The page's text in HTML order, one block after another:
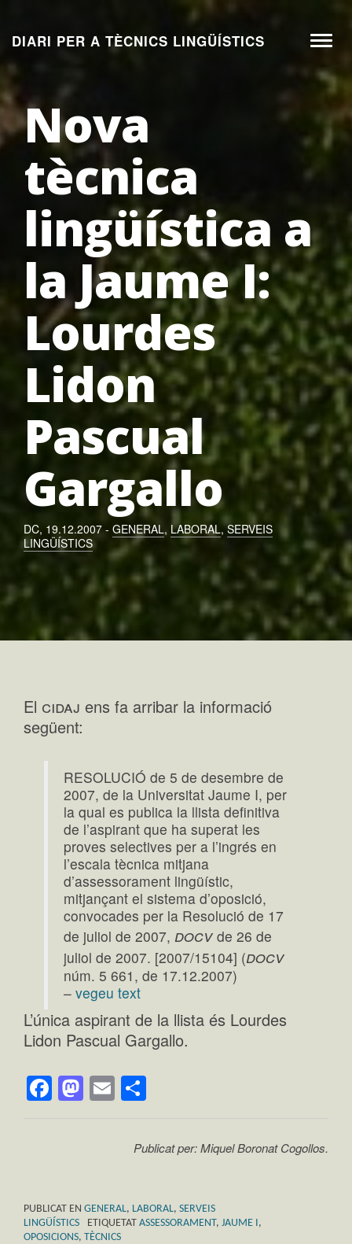
contingut
DIARI PER A TÈCNICS LINGÜÍSTICS
Nova
tècnica
lingüística a
la Jaume I:
Lourdes
Lidon
Pascual
Gargallo
DC, 19.12.2007 - GENERAL, LABORAL,SERVEIS
LINGÜÍSTICS
El cidaj ens fa arribar la informació
següent:
RESOLUCIÓ de 5 de desembre de
2007, de la Universitat Jaume I, per
la qual es publica la llista definitiva
de l’aspirant que ha superat les
proves selectives per a l’ingrés en
l’escala tècnica mitjana
d’assessorament lingüístic,
mitjançant el sistema d’oposició,
convocades per la Resolució de 17
de juliol de 2007,docv de 26 de
juliol de 2007. [2007/15104] (docv
núm. 5 661, de 17.12.2007)
–vegeu text
L’única aspirant de la llista és Lourdes
Lidon Pascual Gargallo.
Facebook
Mastodon
Email
Publicat per: Miquel Boronat Cogollos.
PUBLICAT EN GENERAL, LABORAL, SERVEIS
LINGÜÍSTICS
ETIQUETAT ASSESSORAMENT, JAUME I ,
OPOSICIONS, TÈCNICS